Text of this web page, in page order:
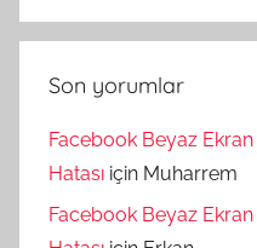
Son yorumlar
Facebook Beyaz
Hatası için Muharrem
Facebook Beyaz